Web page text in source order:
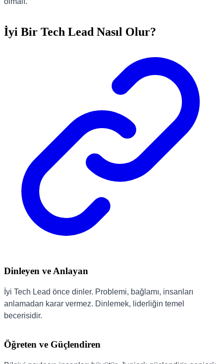
İyi Bir Tech Lead Nasıl Olur?
Dinleyen ve Anlayan
İyi Tech Lead önce dinler. Problemi, bağlamı, insanları
anlamadan karar vermez. Dinlemek, liderliğin temel
becerisidir.
Öğreten ve Güçlendiren